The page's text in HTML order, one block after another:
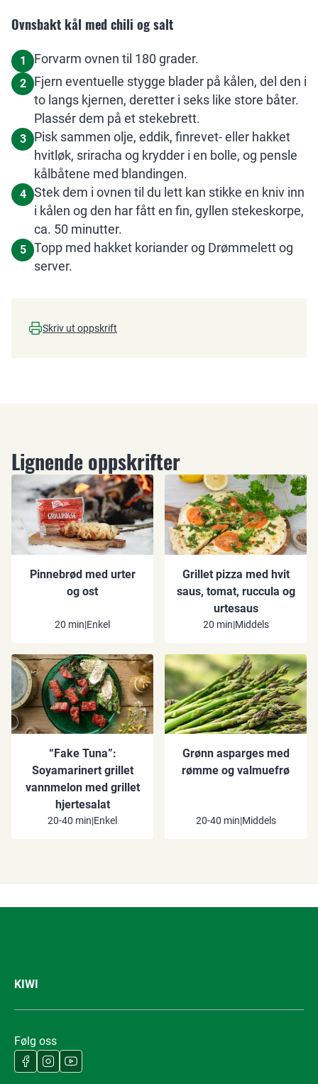
Ovnsbakt kål med chili og salt
1 Forvarm ovnen til 180 grader.
2
Fjern eventuelle stygge blader på kålen, del den i
to langs kjernen, deretter i seks like store båter.
Plassér dem på et stekebrett.
3
Pisk sammen olje, eddik, finrevet- eller hakket
hvitløk, sriracha og krydder i en bolle, og pensle
kålbåtene med blandingen.
4
Stek dem i ovnen til du lett kan stikke en kniv inn
i kålen og den har fått en fin, gyllen stekeskorpe,
ca. 50 minutter.
5
Topp med hakket koriander og Drømmelett og
server.
Skriv ut oppskrift
Lignende oppskrifter
Pinnebrød med urter
og ost
20 min|Enkel
Grillet pizza med hvit
saus, tomat, ruccula og
urtesaus
20 min|Middels
“Fake Tuna”:
Soyamarinert grillet
vannmelon med grillet
hjertesalat
20-40 min|Enkel
Grønn asparges med
rømme og valmuefrø
20-40 min|Middels
KIWI
Følg oss